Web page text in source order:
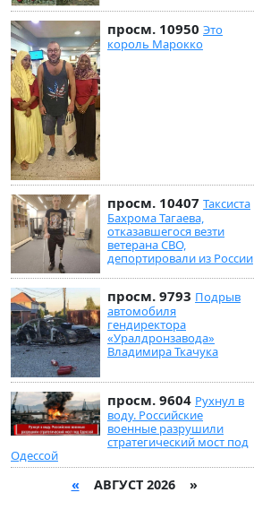
просм. 10950 Это
король Марокко
просм. 10407 Таксиста
Бахрома Тагаева,
отказавшегося везти
ветерана СВО,
депортировали из России
просм. 9793 Подрыв
автомобиля
гендиректора
«Уралдронзавода»
Владимира Ткачука
просм. 9604 Рухнул в
воду. Российские
военные разрушили
стратегический мост под
Одессой
« АВГУСТ 2026 »